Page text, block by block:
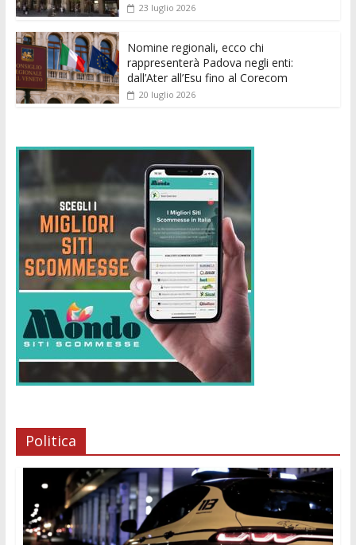
23 luglio 2026
Nomine regionali, ecco chi
rappresenterà Padova negli enti:
dall’Ater all’Esu fino al Corecom
20 luglio 2026
Politica